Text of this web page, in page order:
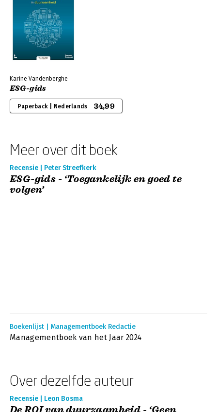
Karine Vandenberghe
ESG-gids
Paperback | Nederlands 34,99
Meer over dit boek
Recensie | Peter Streefkerk
ESG-gids - ‘Toegankelijk en goed te
volgen’
Boekenlijst | Managementboek Redactie
Managementboek van het Jaar 2024
Over dezelfde auteur
Recensie | Leon Bosma